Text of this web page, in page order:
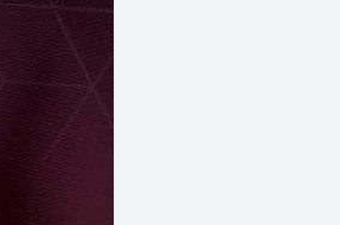
slalom